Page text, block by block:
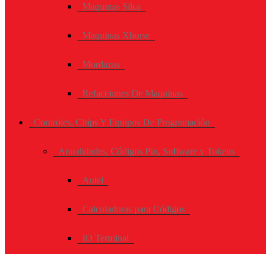
Maquinas Silca
Maquinas Xhorse
Mordazas
Refacciones De Maquinas
Controles, Chips Y Equipos De Programación
Anualidades, Códigos Pin, Software y Tokens
Autel
Calculadoras para Códigos
IO Terminal